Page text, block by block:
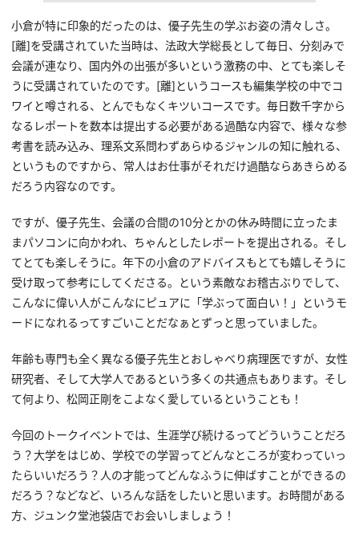
小倉が特に印象的だったのは、優子先生の学ぶお姿の清々しさ。
[離]を受講されていた当時は、法政大学総長として毎日、分刻みで
会議が連なり、国内外の出張が多いという激務の中、とても楽しそ
うに受講されていたのです。[離]というコースも編集学校の中でコ
ワイと噂される、とんでもなくキツいコースです。毎日数千字から
なるレポートを数本は提出する必要がある過酷な内容で、様々な参
考書を読み込み、理系文系問わずあらゆるジャンルの知に触れる、
というものですから、常人はお仕事がそれだけ過酷ならあきらめる
だろう内容なのです。
ですが、優子先生、会議の合間の10分とかの休み時間に立ったま
まパソコンに向かわれ、ちゃんとしたレポートを提出される。そし
てとても楽しそうに。年下の小倉のアドバイスもとても嬉しそうに
受け取って参考にしてくださる。という素敵なお稽古ぶりでして、
こんなに偉い人がこんなにピュアに「学ぶって面白い！」というモ
ードになれるってすごいことだなぁとずっと思っていました。
年齢も専門も全く異なる優子先生とおしゃべり病理医ですが、女性
研究者、そして大学人であるという多くの共通点もあります。そし
て何より、松岡正剛をこよなく愛しているということも！
今回のトークイベントでは、生涯学び続けるってどういうことだろ
う？大学をはじめ、学校での学習ってどんなところが変わっていっ
たらいいだろう？人の才能ってどんなふうに伸ばすことができるの
だろう？などなど、いろんな話をしたいと思います。お時間がある
方、ジュンク堂池袋店でお会いしましょう！